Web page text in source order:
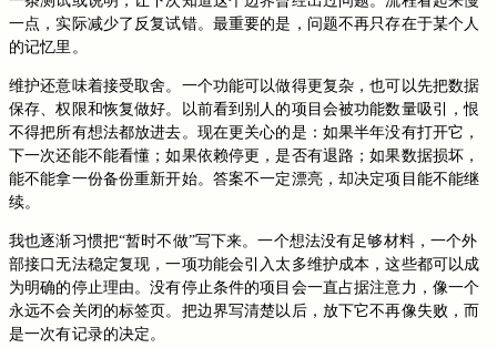
一点，实际减少了反复试错。最重要的是，问题不再只存在于某个人
的记忆里。
维护还意味着接受取舍。一个功能可以做得更复杂，也可以先把数据
保存、权限和恢复做好。以前看到别人的项目会被功能数量吸引，恨
不得把所有想法都放进去。现在更关心的是：如果半年没有打开它，
下一次还能不能看懂；如果依赖停更，是否有退路；如果数据损坏，
能不能拿一份备份重新开始。答案不一定漂亮，却决定项目能不能继
续。
我也逐渐习惯把“暂时不做”写下来。一个想法没有足够材料，一个外
部接口无法稳定复现，一项功能会引入太多维护成本，这些都可以成
为明确的停止理由。没有停止条件的项目会一直占据注意力，像一个
永远不会关闭的标签页。把边界写清楚以后，放下它不再像失败，而
是一次有记录的决定。